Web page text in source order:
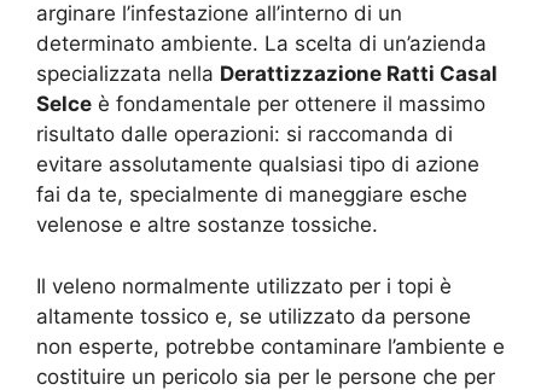
arginare l’infestazione all’interno di un
determinato ambiente. La scelta di un’azienda
specializzata nella Derattizzazione Ratti Casal
Selce è fondamentale per ottenere il massimo
risultato dalle operazioni: si raccomanda di
evitare assolutamente qualsiasi tipo di azione
fai da te, specialmente di maneggiare esche
velenose e altre sostanze tossiche.
Il veleno normalmente utilizzato per i topi è
altamente tossico e, se utilizzato da persone
non esperte, potrebbe contaminare l’ambiente e
costituire un pericolo sia per le persone che per